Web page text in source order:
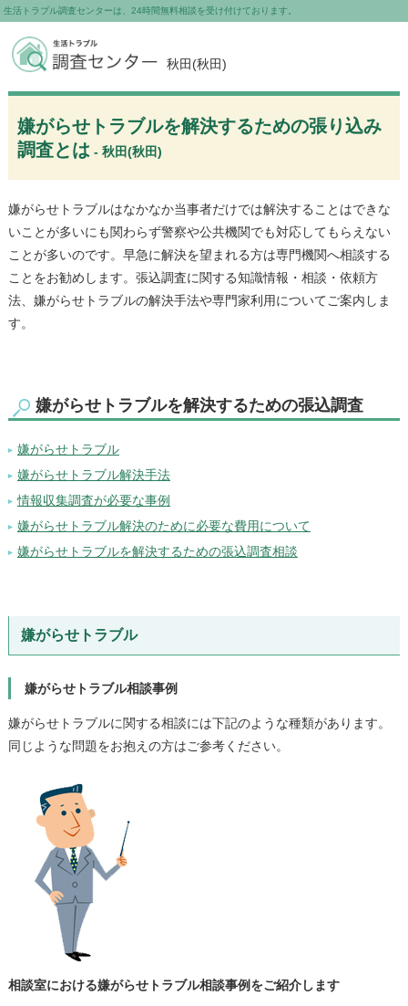
嫌がらせトラブルを解決するための張り込み
調査とは - 秋田(秋田)
嫌がらせトラブルはなかなか当事者だけでは解決することはできな
いことが多いにも関わらず警察や公共機関でも対応してもらえない
ことが多いのです。早急に解決を望まれる方は専門機関へ相談する
ことをお勧めします。張込調査に関する知識情報・相談・依頼方
法、嫌がらせトラブルの解決手法や専門家利用についてご案内しま
す。
嫌がらせトラブルを解決するための張込調査
嫌がらせトラブル
嫌がらせトラブル解決手法
情報収集調査が必要な事例
嫌がらせトラブル解決のために必要な費用について
嫌がらせトラブルを解決するための張込調査相談
嫌がらせトラブル
嫌がらせトラブル相談事例
嫌がらせトラブルに関する相談には下記のような種類があります。
同じような問題をお抱えの方はご参考ください。
相談室における嫌がらせトラブル相談事例をご紹介します
秋田(秋田)
生活トラブル調査センターは、24時間無料相談を受け付けております。